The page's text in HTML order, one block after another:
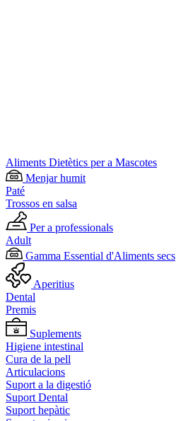
Aliments Dietètics per a Mascotes
Menjar humit
Paté
Trossos en salsa
Per a professionals
Adult
Gamma Essential d'Aliments secs
Aperitius
Dental
Premis
Suplements
Higiene intestinal
Cura de la pell
Articulacions
Suport a la digestió
Suport Dental
Suport hepàtic